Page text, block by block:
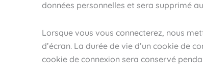
données personnelles et sera supprimé
Lorsque vous vous connecterez, nous
d’écran. La durée de vie d’un cookie de
cookie de connexion sera conservé